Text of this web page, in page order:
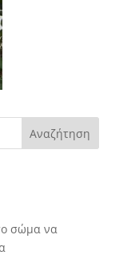
σώμα να